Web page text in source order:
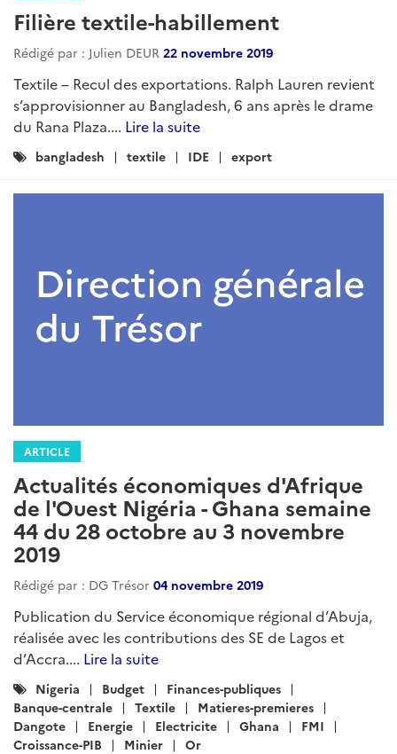
Filière textile-habillement
Rédigé par : Julien DEUR 22 novembre 2019
Textile – Recul des exportations. Ralph Lauren revient
s’approvisionner au Bangladesh, 6 ans après le drame
du Rana Plaza.... Lire la suite
Catégories
bangladesh textile IDE export
ARTICLE
Actualités économiques d'Afrique
de l'Ouest Nigéria - Ghana semaine
44 du 28 octobre au 3 novembre
2019
Rédigé par : DG Trésor 04 novembre 2019
Publication du Service économique régional d’Abuja,
réalisée avec les contributions des SE de Lagos et
d’Accra.... Lire la suite
Catégories
:
Nigeria Budget
Finances-publiques
Banque-centrale
Textile
Matieres-premieres
Dangote
Energie Electricite Ghana
FMI
Croissance-PIB
Minier Or